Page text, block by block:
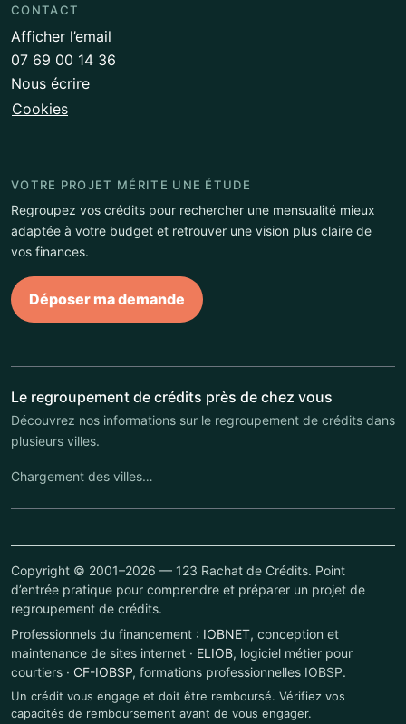
CONTACT
Afficher l’email
07 69 00 14 36
Nous écrire
Cookies
VOTRE PROJET MÉRITE UNE ÉTUDE
Regroupez vos crédits pour rechercher une mensualité mieux
adaptée à votre budget et retrouver une vision plus claire de
vos finances.
Déposer ma demande
Le regroupement de crédits près de chez vous
Découvrez nos informations sur le regroupement de crédits dans
plusieurs villes.
Chargement des villes…
Copyright © 2001–2026 — 123 Rachat de Crédits. Point
d’entrée pratique pour comprendre et préparer un projet de
regroupement de crédits.
Professionnels du financement : IOBNET, conception et
maintenance de sites internet · ELIOB, logiciel métier pour
courtiers · CF-IOBSP, formations professionnelles IOBSP.
Un crédit vous engage et doit être remboursé. Vérifiez vos
capacités de remboursement avant de vous engager.